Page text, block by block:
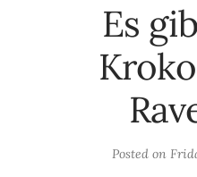
Es
Posted on